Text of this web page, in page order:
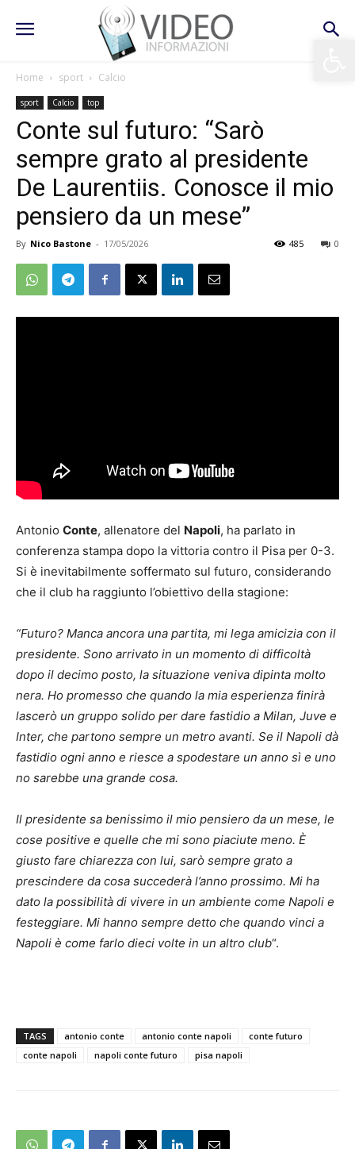
Home sport Calcio
sport Calcio top
Conte sul futuro: “Sarò
sempre grato al presidente
De Laurentiis. Conosce il mio
pensiero da un mese”
By Nico Bastone - 17/05/2026 0
485
Antonio Conte, allenatore del Napoli, ha parlato in
conferenza stampa dopo la vittoria contro il Pisa per 0-3.
Si è inevitabilmente soffermato sul futuro, considerando
che il club ha raggiunto l’obiettivo della stagione:
“Futuro? Manca ancora una partita, mi lega amicizia con il
presidente. Sono arrivato in un momento di difficoltà
dopo il decimo posto, la situazione veniva dipinta molto
nera. Ho promesso che quando la mia esperienza finirà
lascerò un gruppo solido per dare fastidio a Milan, Juve e
Inter, che partono sempre un metro avanti. Se il Napoli dà
fastidio ogni anno e riesce a spodestare un anno sì e uno
no sarebbe una grande cosa.
Il presidente sa benissimo il mio pensiero da un mese, le
cose positive e quelle che mi sono piaciute meno. È
giusto fare chiarezza con lui, sarò sempre grato a
prescindere da cosa succederà l’anno prossimo. Mi ha
dato la possibilità di vivere in un ambiente come Napoli e
festeggiare. Mi hanno sempre detto che quando vinci a
Napoli è come farlo dieci volte in un altro club“.
TAGS antonio conte antonio conte napoli
conte futuro
conte napoli
napoli conte futuro pisa napoli